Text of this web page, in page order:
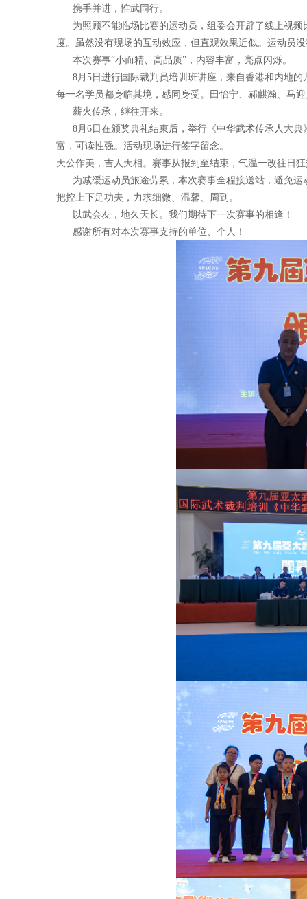
携手并进，惟武同行。
为照顾不能临场比赛的运动员，组委会开辟了线上视频
度。虽然没有现场的互动效应，但直观效果近似。运动员
本次赛事“小而精、高品质”，内容丰富，亮点闪烁。
8月5日进行国际裁判员培训班讲座，来自香港和内地的
每一名学员都身临其境，感同身受。田怡宁、郝麒瀚、马
薪火传承，继往开来。
8月6日在颁奖典礼结束后，举行《中华武术传承人大典
富，可读性强。活动现场进行签字留念。
天公作美，吉人天相。赛事从报到至结束，气温一改往日
为减缓运动员旅途劳累，本次赛事全程接送站，避免运
把控上下足功夫，力求细微、温馨、周到。
以武会友，地久天长。我们期待下一次赛事的相逢！
感谢所有对本次赛事支持的单位、个人！